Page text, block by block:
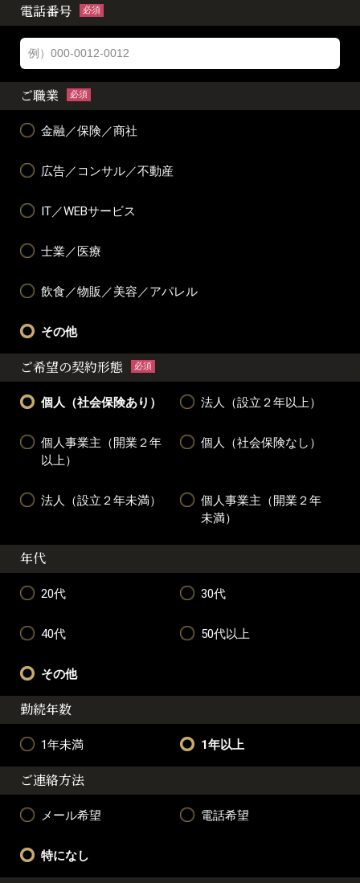
電話番号 必須
ご職業 必須
金融／保険／商社
広告／コンサル／不動産
IT／WEBサービス
士業／医療
飲食／物販／美容／アパレル
その他
ご希望の契約形態 必須
個人（社会保険あり） 法人（設立２年以上）
個人事業主（開業２年
以上）
個人（社会保険なし）
法人（設立２年未満）
個人事業主（開業２年
未満）
年代
20代 30代
40代 50代以上
その他
勤続年数
1年未満 1年以上
ご連絡方法
メール希望 電話希望
特になし